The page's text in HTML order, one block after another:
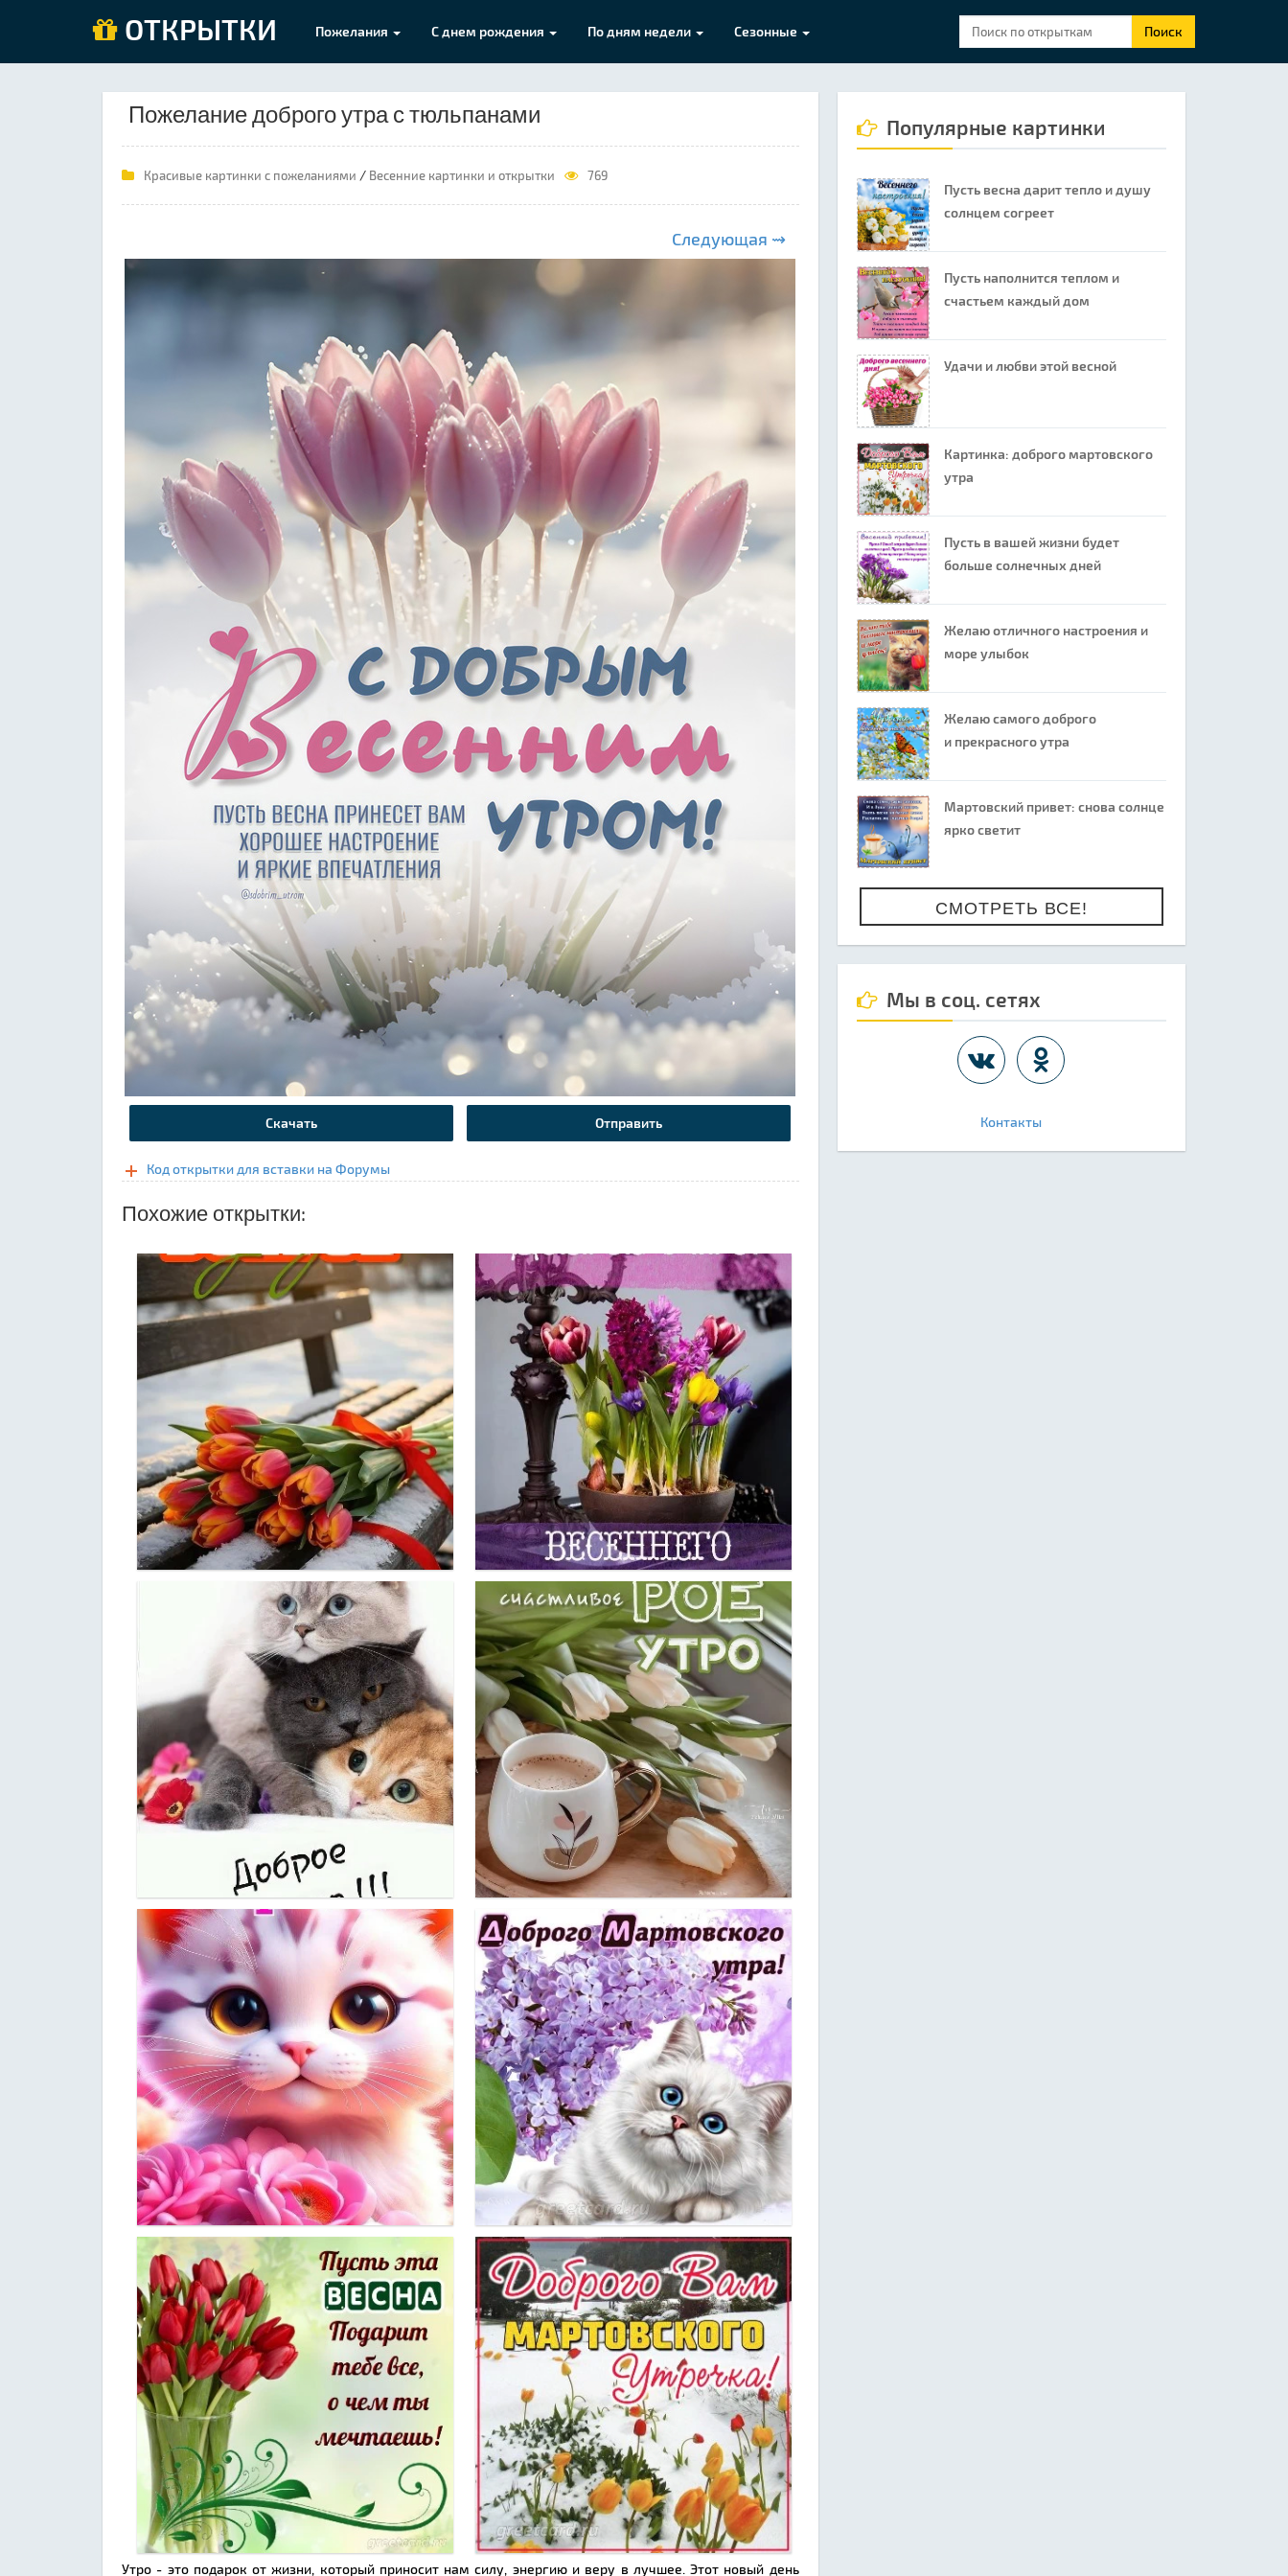
ОТКРЫТКИ Пожелания С днем рождения По дням недели Сезонные Поиск
Пожелание доброго утра с тюльпанами
Красивые картинки с пожеланиями / Весенние картинки и открытки 769
Следующая ⇝
Скачать Отправить
Код открытки для вставки на Форумы
Похожие открытки:
Утро - это подарок от жизни, который приносит нам силу, энергию и веру в лучшее. Этот новый день
Популярные картинки
Пусть весна дарит тепло и душу
солнцем согреет
Пусть наполнится теплом и
счастьем каждый дом
Удачи и любви этой весной
Картинка: доброго мартовского
утра
Пусть в вашей жизни будет
больше солнечных дней
Желаю отличного настроения и
море улыбок
Желаю самого доброго
и прекрасного утра
Мартовский привет: снова солнце
ярко светит
СМОТРЕТЬ ВСЕ!
Мы в соц. сетях
Контакты